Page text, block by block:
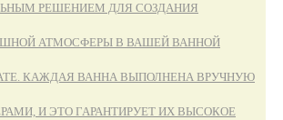
РЕШЕНИЕМ ДЛЯ СОЗДАНИЯ
АТМОСФЕРЫ В ВАШЕЙ ВАННОЙ
КАЖДАЯ ВАННА ВЫПОЛНЕНА ВРУЧНУЮ
И ЭТО ГАРАНТИРУЕТ ИХ ВЫСОКОЕ